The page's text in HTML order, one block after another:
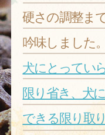
硬さの調整ま
吟味しました。
犬にとってい
限り省き、犬
できる限り取